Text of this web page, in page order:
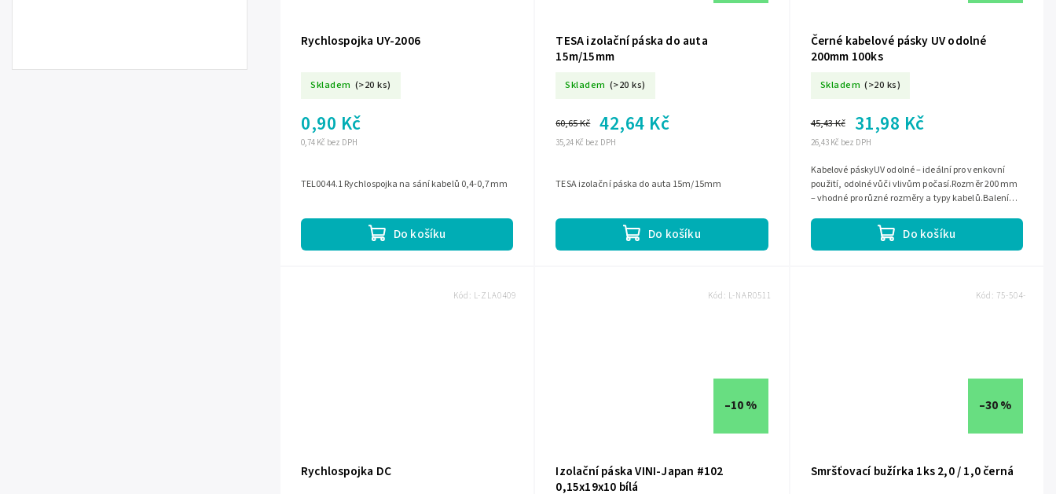
Rychlospojka UY-2006
Skladem (>20 ks)
0,74 Kč bez DPH
0,90 Kč
Do košíku
TEL0044.1 Rychlospojka na sání kabelů 0,4-0,7mm
TESA izolační páska do auta
15m/15mm
Skladem (>20 ks)
35,24 Kč bez DPH
60,65 Kč 42,64 Kč
Do košíku
TESA izolační páska do auta 15m/15mm
Černé kabelové pásky UV odolné
200mm 100ks
Skladem (>20 ks)
26,43 Kč bez DPH
45,43 Kč 31,98 Kč
Do košíku
Kabelové páskyUV odolné – ideální pro venkovní
použití, odolné vůči vlivům počasí.Rozměr 200 mm
– vhodné pro různé rozměry a typy kabelů.Balení
Rychlospojka DC
Kód: L-ZLA0409
–10 %
Izolační páska VINI-Japan #102
0,15x19x10 bílá
Kód: L-NAR0511
–30 %
Smršťovací bužírka 1ks 2,0 / 1,0 černá
Kód: 75-504-